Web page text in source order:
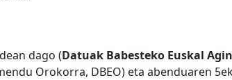
dago (Datuak Babesteko Euskal
Orokorra, DBEO) eta abenduaren